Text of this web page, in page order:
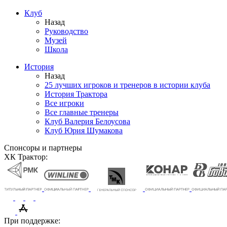
Клуб
Назад
Руководство
Музей
Школа
История
Назад
25 лучших игроков и тренеров в истории клуба
История Трактора
Все игроки
Все главные тренеры
Клуб Валерия Белоусова
Клуб Юрия Шумакова
Спонсоры и партнеры
ХК Трактор:
При поддержке: